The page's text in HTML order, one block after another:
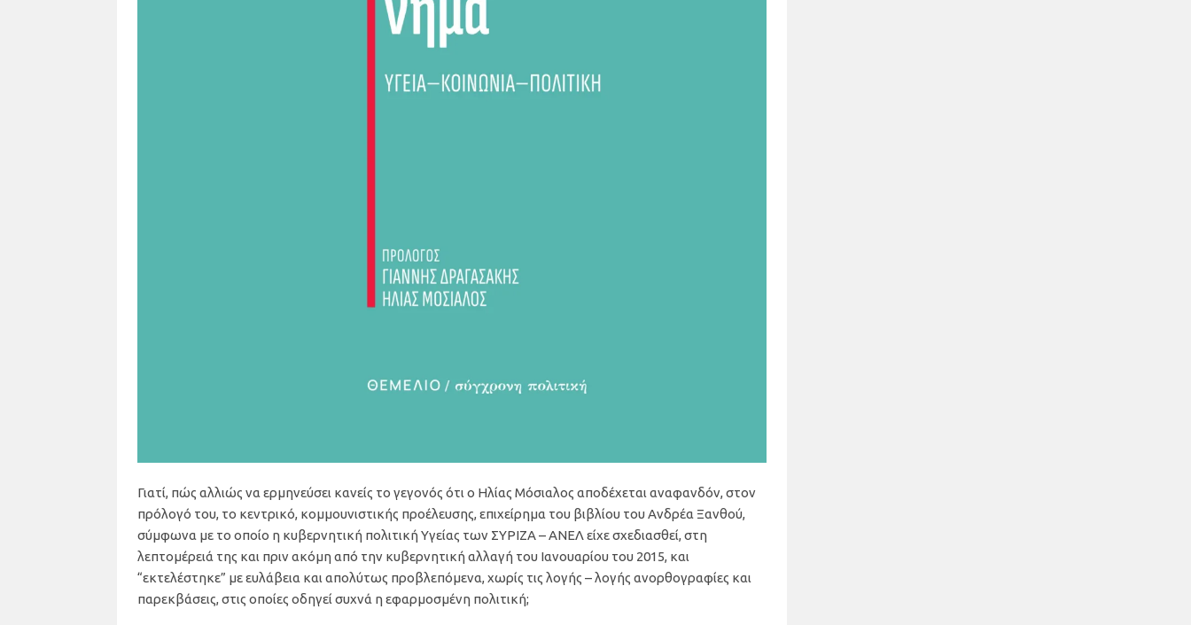
Γιατί, πώς αλλιώς να ερμηνεύσει κανείς το γεγονός ότι ο Ηλίας Μόσιαλος αποδέχεται αναφανδόν, στον
πρόλογό του, το κεντρικό, κομμουνιστικής προέλευσης, επιχείρημα του βιβλίου του Ανδρέα Ξανθού,
σύμφωνα με το οποίο η κυβερνητική πολιτική Υγείας των ΣΥΡΙΖΑ – ΑΝΕΛ είχε σχεδιασθεί, στη
λεπτομέρειά της και πριν ακόμη από την κυβερνητική αλλαγή του Ιανουαρίου του 2015, και
“εκτελέστηκε” με ευλάβεια και απολύτως προβλεπόμενα, χωρίς τις λογής – λογής ανορθογραφίες και
παρεκβάσεις, στις οποίες οδηγεί συχνά η εφαρμοσμένη πολιτική;